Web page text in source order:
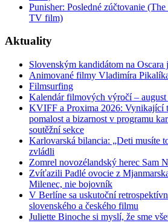
Punisher: Posledné zúčtovanie
TV film)
Aktuality
Slovenským kandidátom na Oscara
Animované filmy Vladimíra
Filmsurfing
Kalendár filmových výročí – august
KVIFF a Proxima 2026: Vynikající
pomalost a bizarnost v programu
soutěžní sekce
Karlovarská bilancia: „Deti musíte
zvládli
Zomrel novozélandský herec Sam
Zvíťazili Padlé ovocie z
Milenec, nie bojovník
V Berlíne sa uskutoční
slovenského a českého filmu
Juliette Binoche si myslí, že sme